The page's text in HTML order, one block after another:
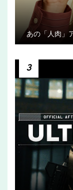
あの「人肉」
3